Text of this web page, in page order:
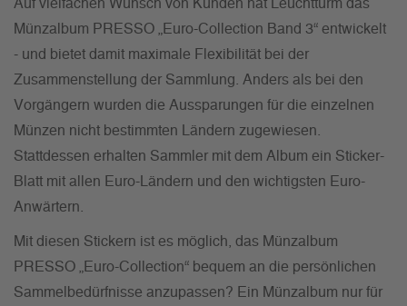
Auf vielfachen Wunsch von Kunden hat Leuchtturm das
Münzalbum PRESSO „Euro-Collection Band 3“ entwickelt
- und bietet damit maximale Flexibilität bei der
Zusammenstellung der Sammlung. Anders als bei den
Vorgängern wurden die Aussparungen für die einzelnen
Münzen nicht bestimmten Ländern zugewiesen.
Stattdessen erhalten Sammler mit dem Album ein Sticker-
Blatt mit allen Euro-Ländern und den wichtigsten Euro-
Anwärtern.
Mit diesen Stickern ist es möglich, das Münzalbum
PRESSO „Euro-Collection“ bequem an die persönlichen
Sammelbedürfnisse anzupassen? Ein Münzalbum nur für